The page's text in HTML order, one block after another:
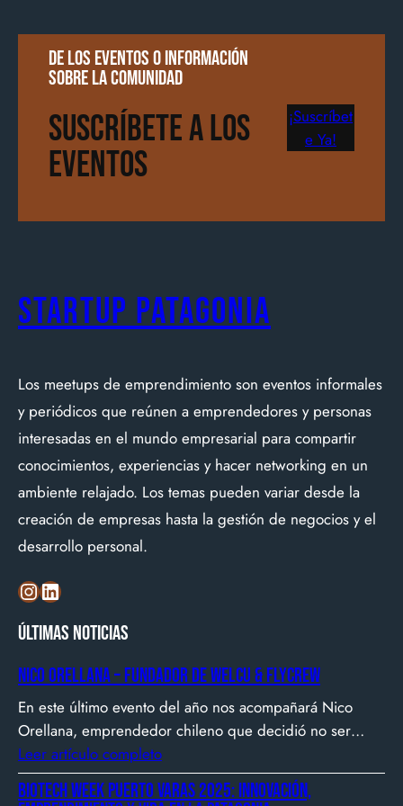
De los eventos o información
sobre la comunidad
Suscríbete a los
Eventos
¡Suscríbet
e Ya!
Startup Patagonia
Los meetups de emprendimiento son eventos informales
y periódicos que reúnen a emprendedores y personas
interesadas en el mundo empresarial para compartir
conocimientos, experiencias y hacer networking en un
ambiente relajado. Los temas pueden variar desde la
creación de empresas hasta la gestión de negocios y el
desarrollo personal.
InstagramLinkedIn
Últimas noticias
Nico Orellana – Fundador de Welcu & Flycrew
En este último evento del año nos acompañará Nico
Orellana, emprendedor chileno que decidió no ser
gerente, sino constructor de impacto. Desde que en
2007 fundó Webprendedor (¡un visionario!), evento
que buscó dar visibilidad al emprendimiento
Leer artículo completo
Biotech Week Puerto Varas 2025: Innovación,